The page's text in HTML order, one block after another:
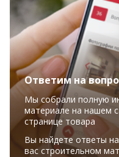
Ответим на
Мы собрали полную
материале на нашем
странице товара
Вы найдете ответы
вас строительном